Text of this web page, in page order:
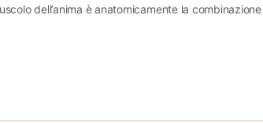
dell’anima è anatomicamente la